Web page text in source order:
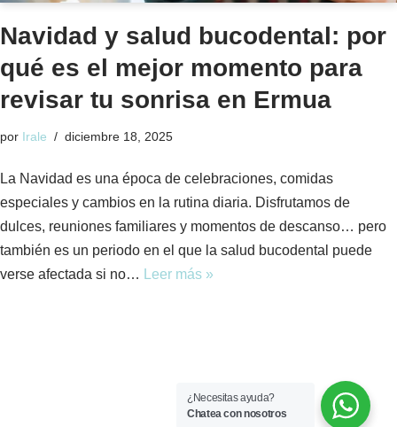
Navidad y salud bucodental: por
qué es el mejor momento para
revisar tu sonrisa en Ermua
por Irale diciembre 18, 2025
La Navidad es una época de celebraciones, comidas
especiales y cambios en la rutina diaria. Disfrutamos de
dulces, reuniones familiares y momentos de descanso… pero
también es un periodo en el que la salud bucodental puede
verse afectada si no…
Leer más »
¿Necesitas ayuda?
Chatea con nosotros